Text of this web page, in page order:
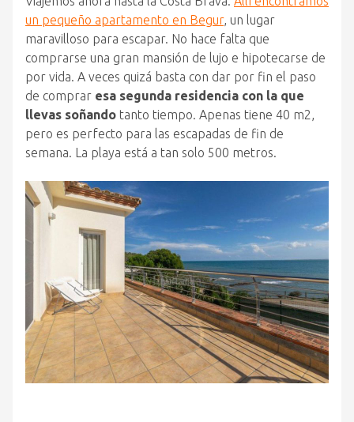
un pequeño apartamento en Begur, un lugar
maravilloso para escapar. No hace falta que
comprarse una gran mansión de lujo e hipotecarse de
por vida. A veces quizá basta con dar por fin el paso
de comprar esa segunda residencia con la que
llevas soñando tanto tiempo. Apenas tiene 40 m2,
pero es perfecto para las escapadas de fin de
semana. La playa está a tan solo 500 metros.